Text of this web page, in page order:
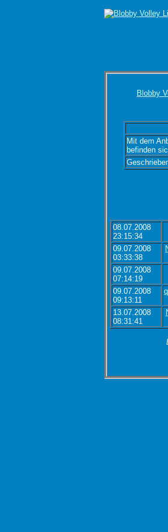
Blobby
Mit dem
befinden
08.07.2008
23:15:34
09.07.2008
03:33:38
09.07.2008
07:14:19
09.07.2008
09:13:11
13.07.2008
08:31:41